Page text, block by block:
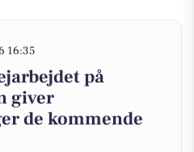
16:35
på
giver
de kommende